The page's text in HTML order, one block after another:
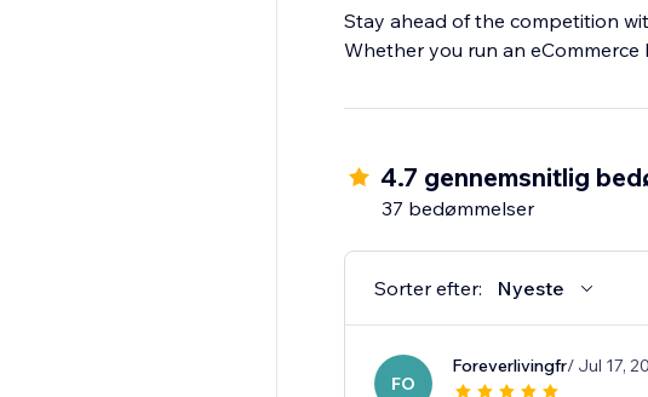
Stay ahead of the competition
Whether you run an eCommerce
4.7 gennemsnitlig
37 bedømmelser
Sorter efter: Nyeste
FO
Foreverlivingfr/ Jul 17,